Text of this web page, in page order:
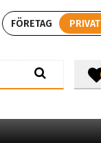
FÖRETAG PRIVAT